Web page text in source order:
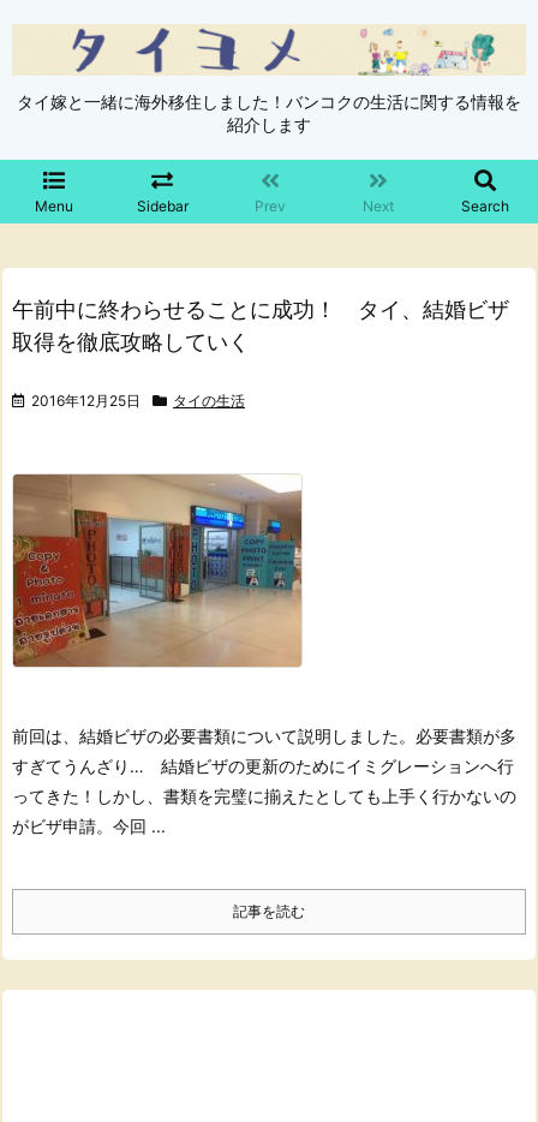
タイ嫁と一緒に海外移住しました！バンコクの生活に関する情報を
紹介します
Menu Sidebar Prev Next Search
午前中に終わらせることに成功！ タイ、結婚ビザ
取得を徹底攻略していく
2016年12月25日 タイの生活
前回は、結婚ビザの必要書類について説明しました。 必要書類が多
すぎてうんざり… 結婚ビザの更新のためにイミグレーションへ行
ってきた！ しかし、書類を完璧に揃えたとしても上手く行かないの
がビザ申請。 今回 ...
記事を読む